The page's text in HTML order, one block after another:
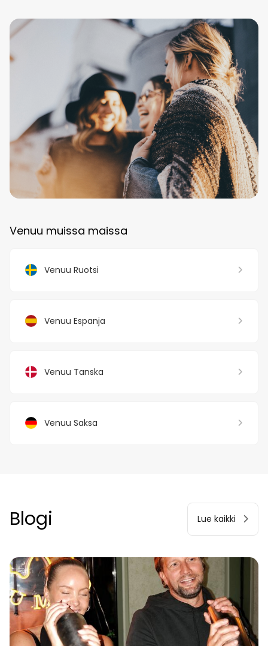
Venuu muissa maissa
Venuu Ruotsi
Venuu Espanja
Venuu Tanska
Venuu Saksa
Blogi Lue kaikki